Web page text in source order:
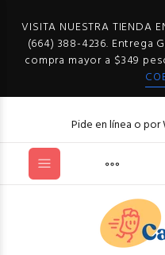
VISITA NUESTRA TIENDA
(664) 388-4236. Entrega
compra mayor a $349
Pide en línea o por